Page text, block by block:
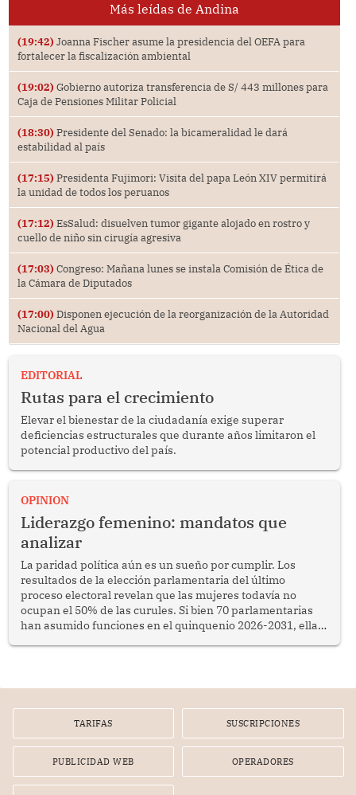
Más leídas de Andina
(19:42) Joanna Fischer asume la presidencia del OEFA para
fortalecer la fiscalización ambiental
(19:02) Gobierno autoriza transferencia de S/ 443 millones para
Caja de Pensiones Militar Policial
(18:30) Presidente del Senado: la bicameralidad le dará
estabilidad al país
(17:15) Presidenta Fujimori: Visita del papa León XIV permitirá
la unidad de todos los peruanos
(17:12) EsSalud: disuelven tumor gigante alojado en rostro y
cuello de niño sin cirugía agresiva
(17:03) Congreso: Mañana lunes se instala Comisión de Ética de
la Cámara de Diputados
(17:00) Disponen ejecución de la reorganización de la Autoridad
Nacional del Agua
EDITORIAL
Rutas para el crecimiento
Elevar el bienestar de la ciudadanía exige superar
deficiencias estructurales que durante años limitaron el
potencial productivo del país.
OPINION
Liderazgo femenino: mandatos que
analizar
La paridad política aún es un sueño por cumplir. Los
resultados de la elección parlamentaria del último
proceso electoral revelan que las mujeres todavía no
ocupan el 50% de las curules. Si bien 70 parlamentarias
han asumido funciones en el quinquenio 2026-2031, ellas
TARIFAS SUSCRIPCIONES
PUBLICIDAD WEB OPERADORES